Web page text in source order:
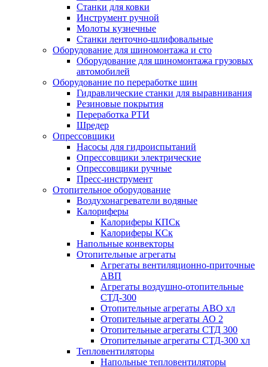
Станки для ковки
Инструмент ручной
Молоты кузнечные
Станки ленточно-шлифовальные
Оборудование для шиномонтажа и сто
Оборудование для шиномонтажа грузовых
автомобилей
Оборудование по переработке шин
Гидравлические станки для выравнивания
Резиновые покрытия
Переработка РТИ
Шредер
Опрессовщики
Насосы для гидроиспытаний
Опрессовщики электрические
Опрессовщики ручные
Пресс-инструмент
Отопительное оборудование
Воздухонагреватели водяные
Калориферы
Калориферы КПСк
Калориферы КСк
Напольные конвекторы
Отопительные агрегаты
Агрегаты вентиляционно-приточные
АВП
Агрегаты воздушно-отопительные
СТД-300
Отопительные агрегаты АВО хл
Отопительные агрегаты АО 2
Отопительные агрегаты СТД 300
Отопительные агрегаты СТД-300 хл
Тепловентиляторы
Напольные тепловентиляторы